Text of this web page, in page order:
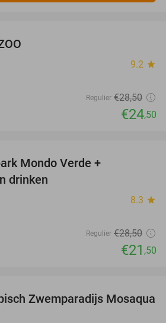
9.2 star
Regulier €28,50
€24,50
Mondo Verde +
drinken
8.3 star
Regulier €28,50
€21 ,50
25%
Zwemparadijs Mosaqua